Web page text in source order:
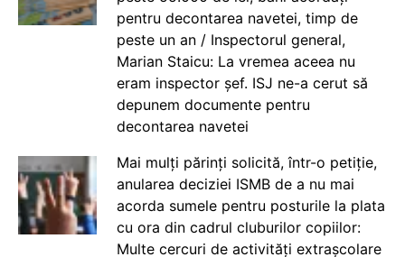
pentru decontarea navetei, timp de
peste un an / Inspectorul general,
Marian Staicu: La vremea aceea nu
eram inspector șef. ISJ ne-a cerut să
depunem documente pentru
decontarea navetei
Mai mulți părinți solicită, într-o petiție,
anularea deciziei ISMB de a nu mai
acorda sumele pentru posturile la plata
cu ora din cadrul cluburilor copiilor:
Multe cercuri de activități extrașcolare